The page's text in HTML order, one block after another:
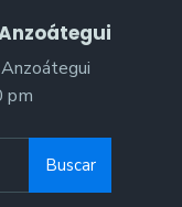
pm
Buscar